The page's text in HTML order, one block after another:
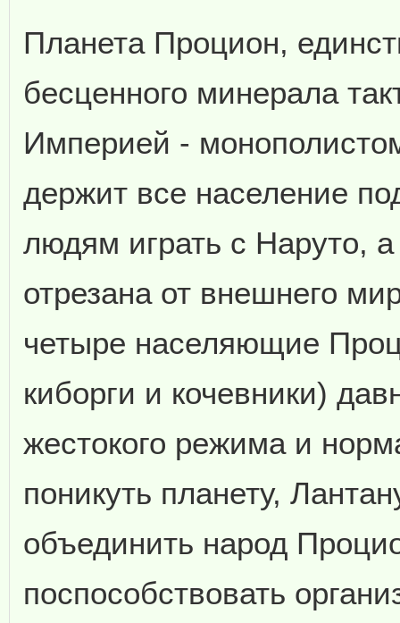
Планета Процион,
бесценного минерала
Империей -
держит все население
людям играть с Наруто,
отрезана от внешнего
четыре населяющие
киборги и кочевники)
жестокого режима и
поникуть планету,
объединить народ
поспособствовать